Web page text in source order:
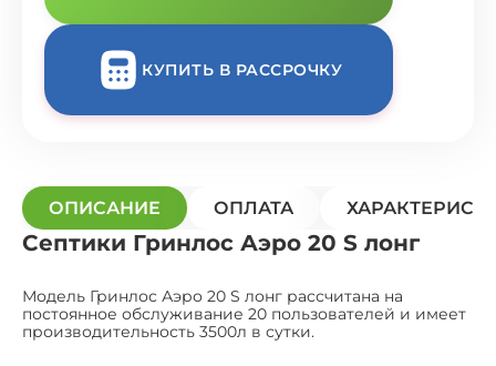
КУПИТЬ В РАССРОЧКУ
ОПИСАНИЕ ОПЛАТА
Септики Гринлос Аэро 20 S лонг
Модель Гринлос Аэро 20 S лонг рассчитана на
постоянное обслуживание 20 пользователей и имеет
производительность 3500л в сутки.